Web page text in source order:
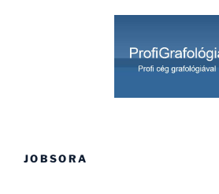
JOBSORA